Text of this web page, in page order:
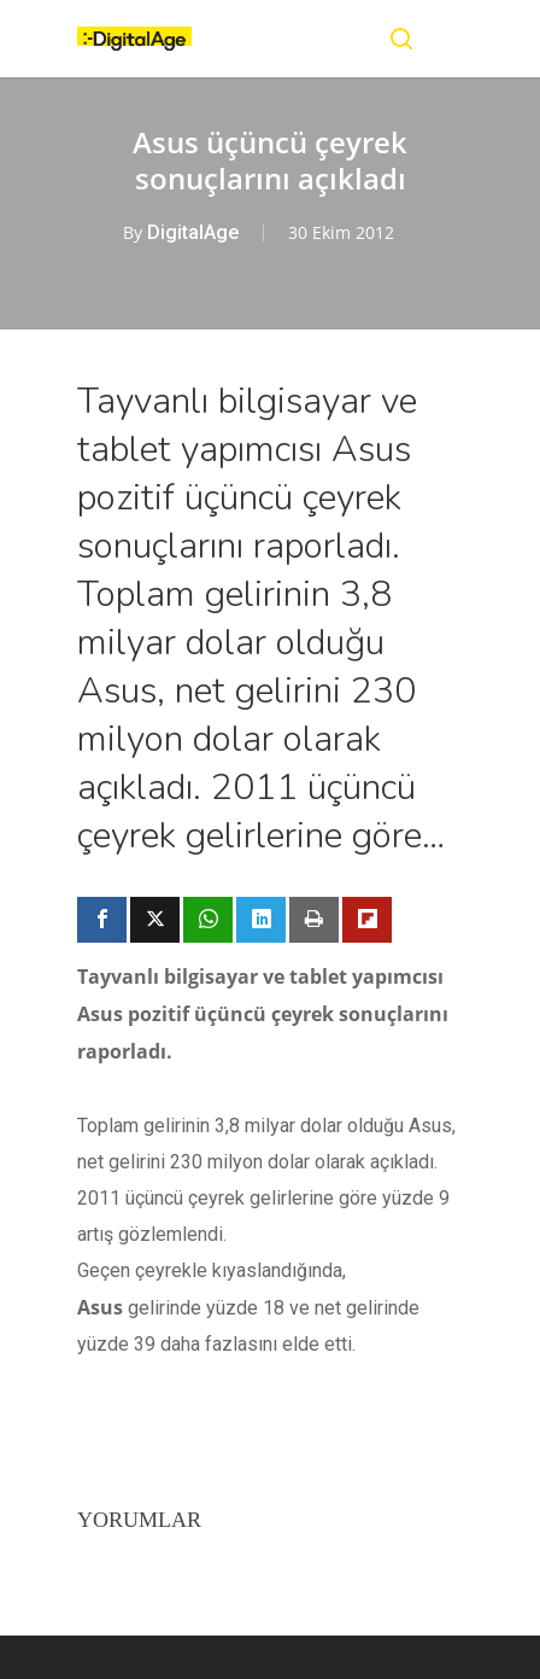
content
Asus üçüncü çeyrek
sonuçlarını açıkladı
By DigitalAge 30 Ekim 2012
Tayvanlı bilgisayar ve
tablet yapımcısı Asus
pozitif üçüncü çeyrek
sonuçlarını raporladı.
Toplam gelirinin 3,8
milyar dolar olduğu
Asus, net gelirini 230
milyon dolar olarak
açıkladı. 2011 üçüncü
çeyrek gelirlerine göre…
Tayvanlı bilgisayar ve tablet yapımcısı
Asus pozitif üçüncü çeyrek sonuçlarını
raporladı.
Toplam gelirinin 3,8 milyar dolar olduğu Asus,
net gelirini 230 milyon dolar olarak açıkladı.
2011 üçüncü çeyrek gelirlerine göre yüzde 9
artış gözlemlendi.
Geçen çeyrekle kıyaslandığında,
Asus gelirinde yüzde 18 ve net gelirinde
yüzde 39 daha fazlasını elde etti.
YORUMLAR